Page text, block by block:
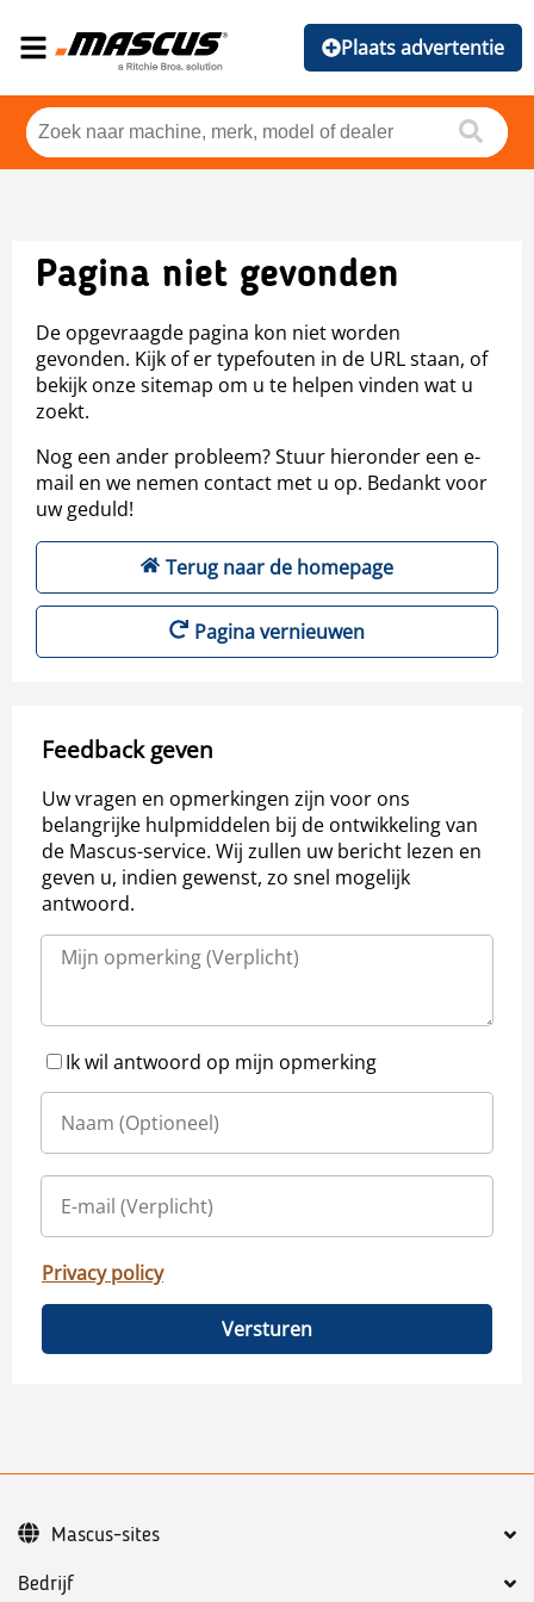
Plaats advertentie
Pagina niet gevonden
De opgevraagde pagina kon niet worden
gevonden. Kijk of er typefouten in de URL staan, of
bekijk onze sitemap om u te helpen vinden wat u
zoekt.
Nog een ander probleem? Stuur hieronder een e-
mail en we nemen contact met u op. Bedankt voor
uw geduld!
Terug naar de homepage
Pagina vernieuwen
Feedback geven
Uw vragen en opmerkingen zijn voor ons
belangrijke hulpmiddelen bij de ontwikkeling van
de Mascus-service. Wij zullen uw bericht lezen en
geven u, indien gewenst, zo snel mogelijk
antwoord.
Ik wil antwoord op mijn opmerking
Privacy policy
Versturen
Bedrijf
Mascus-sites